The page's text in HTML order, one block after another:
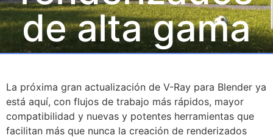
de alta gama
La próxima gran actualización de V-Ray para Blender ya
está aquí, con flujos de trabajo más rápidos, mayor
compatibilidad y nuevas y potentes herramientas que
facilitan más que nunca la creación de renderizados